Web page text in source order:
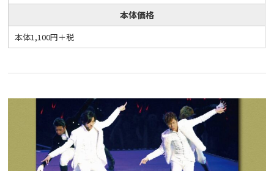
本体価格
本体1,100円＋税